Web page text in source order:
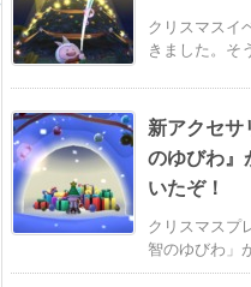
クリスマスイ
きました。そ
新アクセサ
のゆびわ』
いたぞ！
クリスマスプ
智のゆびわ」